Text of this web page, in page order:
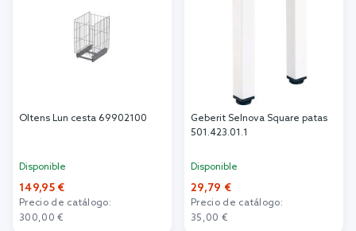
Oltens Lun cesta 69902100
Disponible
149,95 €
Precio de catálogo:
300,00 €
Geberit Selnova Square patas
501.423.01.1
Disponible
29,79 €
Precio de catálogo:
35,00 €